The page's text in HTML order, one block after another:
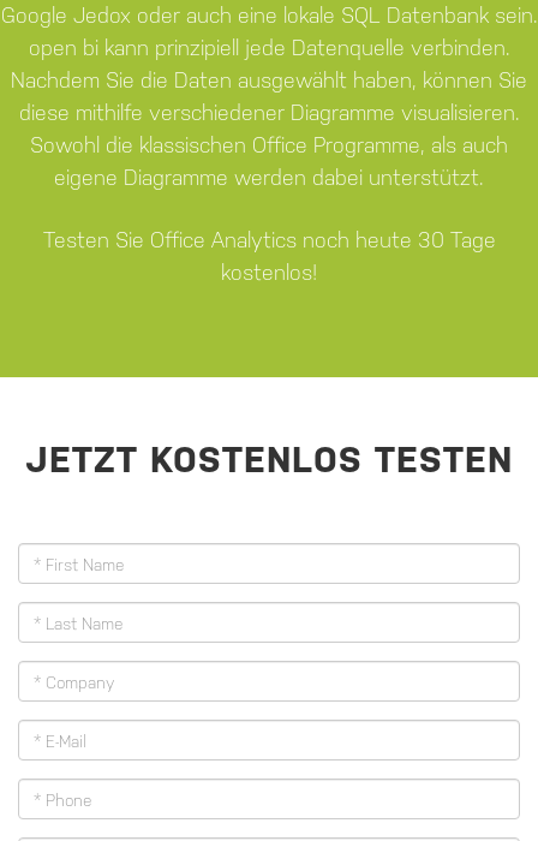
Google Jedox oder auch eine lokale SQL Datenbank sein.
open bi kann prinzipiell jede Datenquelle verbinden.
Nachdem Sie die Daten ausgewählt haben, können Sie
diese mithilfe verschiedener Diagramme visualisieren.
Sowohl die klassischen Office Programme, als auch
eigene Diagramme werden dabei unterstützt.
Testen Sie Office Analytics noch heute 30 Tage
kostenlos!
JETZT KOSTENLOS TESTEN